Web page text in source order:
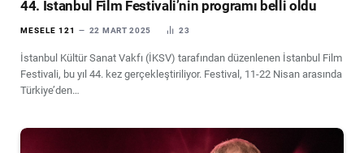
44. İstanbul Film Festivali’nin programı belli oldu
MESELE 121 22 MART 2025 23
İstanbul Kültür Sanat Vakfı (İKSV) tarafından düzenlenen İstanbul Film
Festivali, bu yıl 44. kez gerçekleştiriliyor. Festival, 11-22 Nisan arasında
Türkiye’den…